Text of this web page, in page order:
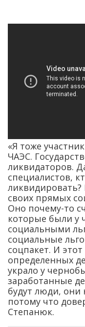
«Я тоже
ЧАЭС.
ликвидаторов.
специалистов,
своих прямых
Оно почему-то
которые были у
социальными
социальные
соцпакет. И
определенных
украло у
заработанные
будут люди, они
потому что
Степанюк.